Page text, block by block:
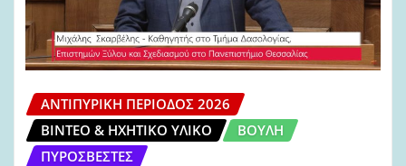
ΑΝΤΙΠΥΡΙΚΉ ΠΕΡΊΟΔΟΣ 2026
ΒΊΝΤΕΟ & ΗΧΗΤΙΚΌ ΥΛΙΚΌ
ΒΟΥΛΉ
ΠΥΡΟΣΒΈΣΤΕΣ